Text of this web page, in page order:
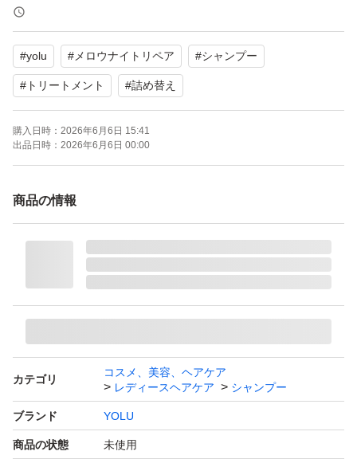
セット/単品：セット
#yolu #メロウナイトリペア #シャンプー
# トリートメント #詰め替え
購入日時： 2026年6月6日 15:41
出品日時： 2026年6月6日 00:00
商品の情報
カテゴリ
コスメ、美容、ヘアケア
レディースヘアケア
シャンプー
ブランド YOLU
商品の状態 未使用